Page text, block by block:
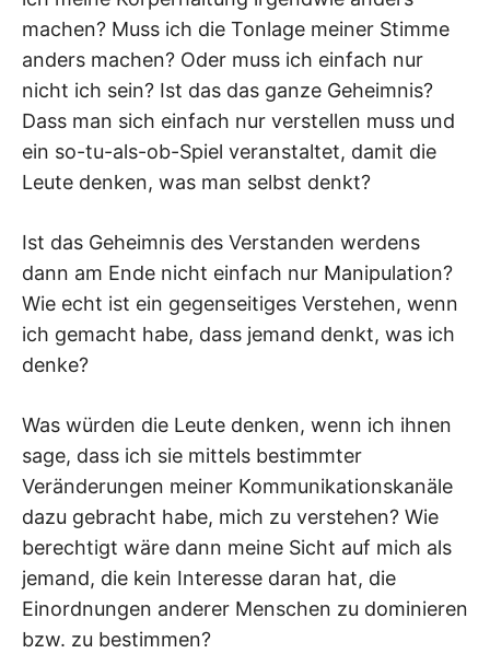
machen? Muss ich die Tonlage meiner Stimme
anders machen? Oder muss ich einfach nur
nicht ich sein? Ist das das ganze Geheimnis?
Dass man sich einfach nur verstellen muss und
ein so-tu-als-ob-Spiel veranstaltet, damit die
Leute denken, was man selbst denkt?
Ist das Geheimnis des Verstanden werdens
dann am Ende nicht einfach nur Manipulation?
Wie echt ist ein gegenseitiges Verstehen, wenn
ich gemacht habe, dass jemand denkt, was ich
denke?
Was würden die Leute denken, wenn ich ihnen
sage, dass ich sie mittels bestimmter
Veränderungen meiner Kommunikationskanäle
dazu gebracht habe, mich zu verstehen? Wie
berechtigt wäre dann meine Sicht auf mich als
jemand, die kein Interesse daran hat, die
Einordnungen anderer Menschen zu dominieren
bzw. zu bestimmen?